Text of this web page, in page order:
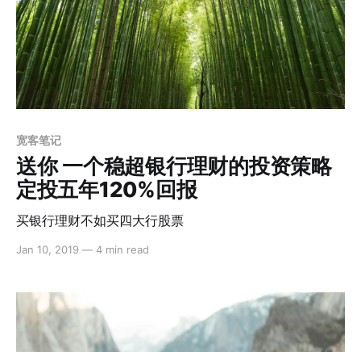
宽客笔记
送你 一个稳超银行理财的投资策略
定投五年120%回报
买银行理财不如买四大行股票
Jan 10, 2019 — 4 min read